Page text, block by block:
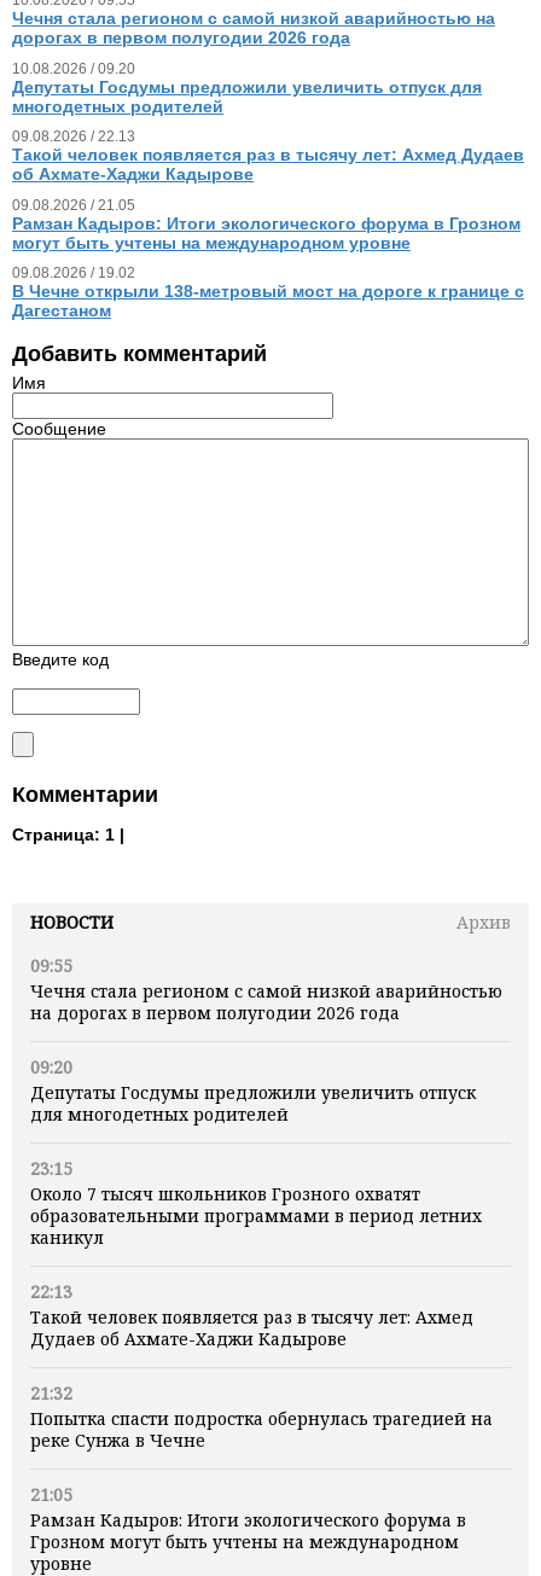
НОВОСТИ
Архив
09:55
Чечня стала регионом с самой низкой аварийностью
на дорогах в первом полугодии 2026 года
09:20
Депутаты Госдумы предложили увеличить отпуск
для многодетных родителей
23:15
Около 7 тысяч школьников Грозного охватят
образовательными программами в период летних
каникул
22:13
Такой человек появляется раз в тысячу лет: Ахмед
Дудаев об Ахмате-Хаджи Кадырове
21:32
Попытка спасти подростка обернулась трагедией на
реке Сунжа в Чечне
21:05
Рамзан Кадыров: Итоги экологического форума в
Грозном могут быть учтены на международном
уровне
Чечня стала регионом с самой низкой аварийностью на
дорогах в первом полугодии 2026 года
10.08.2026 / 09.20
Депутаты Госдумы предложили увеличить отпуск для
многодетных родителей
09.08.2026 / 22.13
Такой человек появляется раз в тысячу лет: Ахмед Дудаев
об Ахмате-Хаджи Кадырове
09.08.2026 / 21.05
Рамзан Кадыров: Итоги экологического форума в Грозном
могут быть учтены на международном уровне
09.08.2026 / 19.02
В Чечне открыли 138-метровый мост на дороге к границе с
Дагестаном
Добавить комментарий
Имя
Сообщение
Введите код
Комментарии
Страница: 1 |